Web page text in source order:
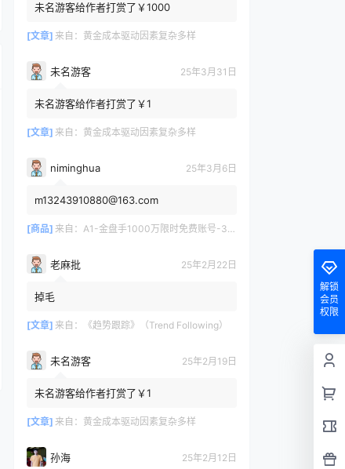
未名游客给作者打赏了￥1000
[文章] 来自： 黄金成本驱动因素复杂多样
未名游客 25年3月31日
未名游客给作者打赏了￥1
[文章] 来自： 黄金成本驱动因素复杂多样
niminghua 25年3月6日
m13243910880@163.com
[商品] 来自： A1-金盘手1000万限时免费账号-30天/次/用户
老麻批 25年2月22日
掉毛
[文章] 来自： 《趋势跟踪》（Trend Following）
未名游客 25年2月19日
未名游客给作者打赏了￥1
[文章] 来自： 黄金成本驱动因素复杂多样
孙海 25年2月12日
解锁
会员
权限